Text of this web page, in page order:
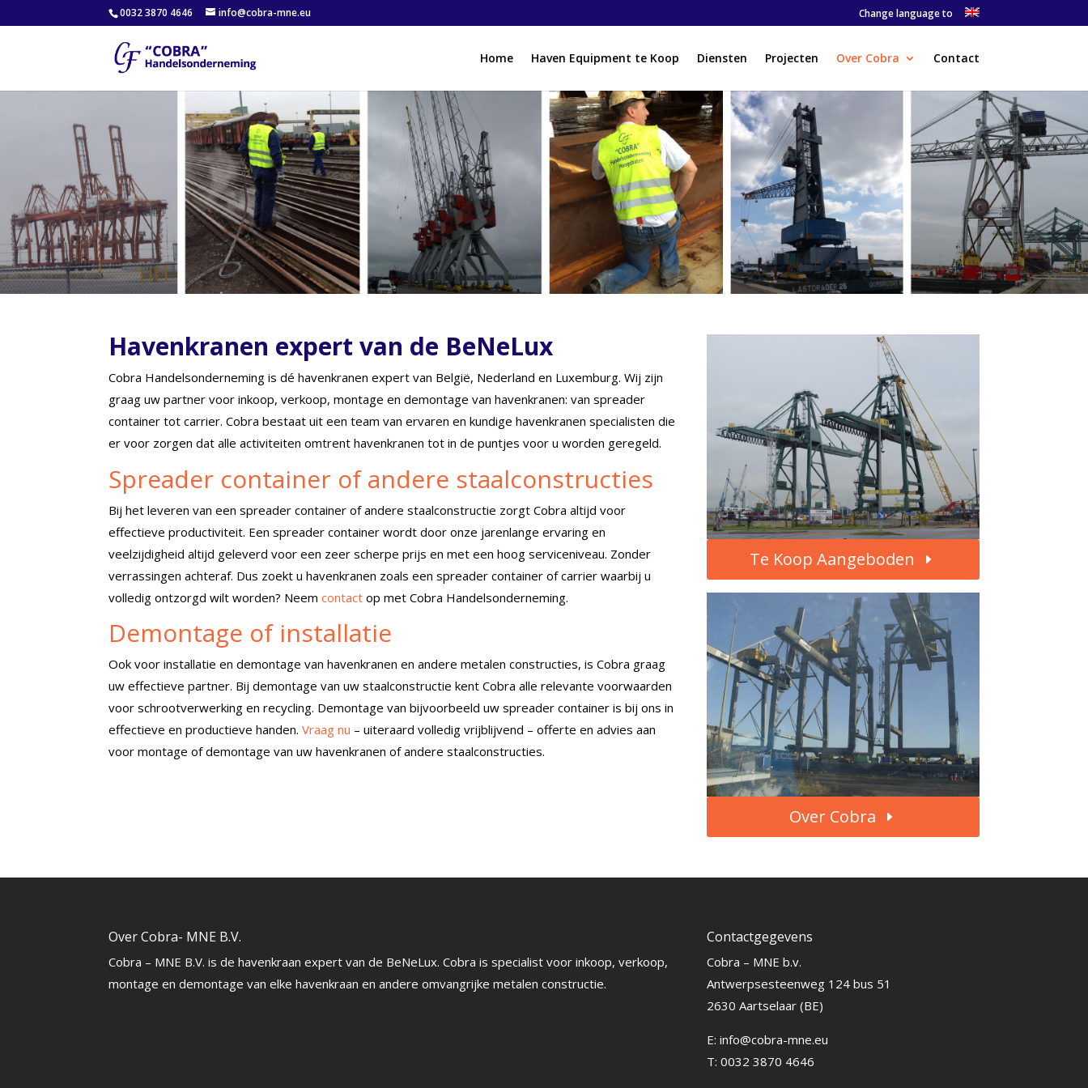
0032 3870 4646 info@cobra-mne.eu Change language to
Home Haven Equipment te Koop Diensten Projecten Over Cobra Contact
Havenkranen expert van de BeNeLux
Cobra Handelsonderneming is dé havenkranen expert van België, Nederland en Luxemburg. Wij zijn
graag uw partner voor inkoop, verkoop, montage en demontage van havenkranen: van spreader
container tot carrier. Cobra bestaat uit een team van ervaren en kundige havenkranen specialisten die
er voor zorgen dat alle activiteiten omtrent havenkranen tot in de puntjes voor u worden geregeld.
Spreader container of andere staalconstructies
Bij het leveren van een spreader container of andere staalconstructie zorgt Cobra altijd voor
effectieve productiviteit. Een spreader container wordt door onze jarenlange ervaring en
veelzijdigheid altijd geleverd voor een zeer scherpe prijs en met een hoog serviceniveau. Zonder
verrassingen achteraf. Dus zoekt u havenkranen zoals een spreader container of carrier waarbij u
volledig ontzorgd wilt worden? Neemcontactop met Cobra Handelsonderneming.
Demontage of installatie
Ook voor installatie en demontage van havenkranen en andere metalen constructies, is Cobra graag
uw effectieve partner. Bij demontage van uw staalconstructie kent Cobra alle relevante voorwaarden
voor schrootverwerking en recycling. Demontage van bijvoorbeeld uw spreader container is bij ons in
effectieve en productieve handen.Vraag nu – uiteraard volledig vrijblijvend – offerte en advies aan
voor montage of demontage van uw havenkranen of andere staalconstructies.
Te Koop Aangeboden
Over Cobra
Over Cobra- MNE B.V.
Cobra – MNE B.V. is de havenkraan expert van de BeNeLux. Cobra is specialist voor inkoop, verkoop,
montage en demontage van elke havenkraan en andere omvangrijke metalen constructie.
Contactgegevens
Cobra – MNE b.v.
Antwerpsesteenweg 124 bus 51
2630 Aartselaar (BE)
E: info@cobra-mne.eu
T: 0032 3870 4646